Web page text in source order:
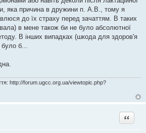
яка причина в дружини п. А.В., тому я
до їх страху перед зачаттям. В таких
в мене також би не було абсолютної
В інших випадках (шкода для здоров'я
б...
http://forum.ugcc.org.ua/viewtopic.php?
Цитата